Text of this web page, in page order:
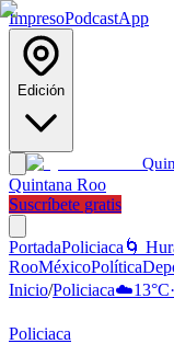
ImpresoPodcastApp
Edición
Quintana Roo
Suscríbete gratis
PortadaPoliciaca 🌀
RooMéxicoPolítica
Inicio/Policiaca☁️13°C·
Policiaca